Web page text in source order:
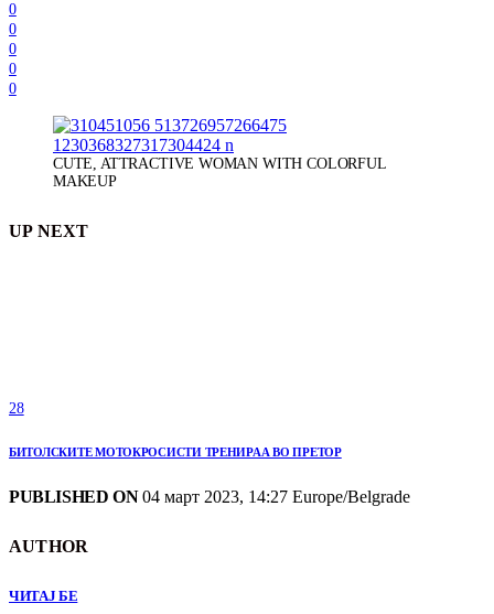
0
0
0
0
0
CUTE, ATTRACTIVE WOMAN WITH COLORFUL
MAKEUP
UP NEXT
28
БИТОЛСКИТЕ МОТОКРОСИСТИ ТРЕНИРАА ВО ПРЕТОР
PUBLISHED ON04 март 2023, 14:27 Europe/Belgrade
AUTHOR
ЧИТАЈ БЕ